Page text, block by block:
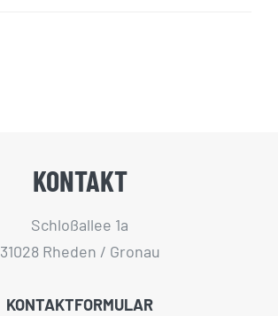
KONTAKT
Schloßallee 1a
31028 Rheden / Gronau
KONTAKTFORMULAR